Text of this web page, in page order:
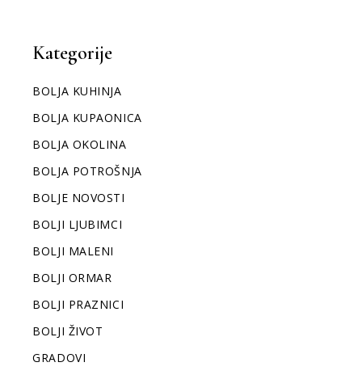
Kategorije
BOLJA KUHINJA
BOLJA KUPAONICA
BOLJA OKOLINA
BOLJA POTROŠNJA
BOLJE NOVOSTI
BOLJI LJUBIMCI
BOLJI MALENI
BOLJI ORMAR
BOLJI PRAZNICI
BOLJI ŽIVOT
GRADOVI